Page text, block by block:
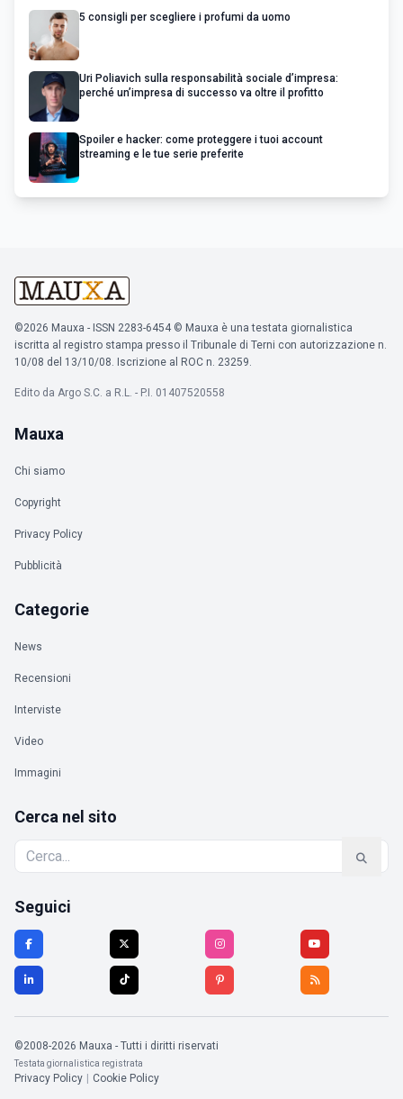
5 consigli per scegliere i profumi da uomo
Uri Poliavich sulla responsabilità sociale d’impresa:
perché un’impresa di successo va oltre il profitto
Spoiler e hacker: come proteggere i tuoi account
streaming e le tue serie preferite
©2026 Mauxa - ISSN 2283-6454 © Mauxa è una testata giornalistica
iscritta al registro stampa presso il Tribunale di Terni con autorizzazione n.
10/08 del 13/10/08. Iscrizione al ROC n. 23259.
Edito da Argo S.C. a R.L. - P.I. 01407520558
Mauxa
Chi siamo
Copyright
Privacy Policy
Pubblicità
Categorie
News
Recensioni
Interviste
Video
Immagini
Cerca nel sito
Seguici
©2008-2026 Mauxa - Tutti i diritti riservati
Testata giornalistica registrata
Privacy Policy Cookie Policy